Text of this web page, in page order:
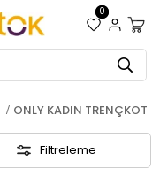
0
ONLY KADIN TRENÇKOT
Filtreleme